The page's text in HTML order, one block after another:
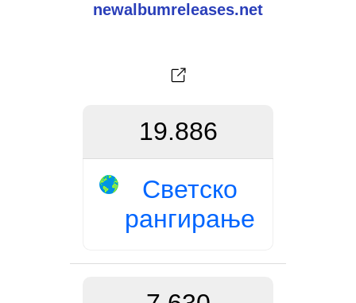
newalbumreleases.net
19.886
Светско
рангирање